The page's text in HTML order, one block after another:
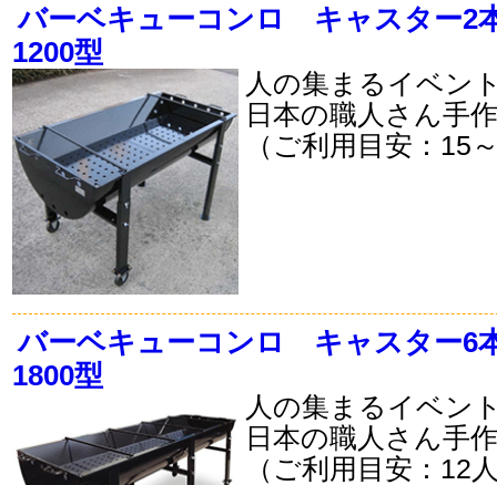
バーベキューコンロ キャスター2
1200型
人の集まるイベン
日本の職人さん手
（ご利用目安：15
バーベキューコンロ キャスター6
1800型
人の集まるイベン
日本の職人さん手
（ご利用目安：12